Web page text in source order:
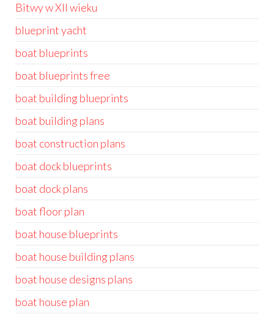
Bitwy w XII wieku
blueprint yacht
boat blueprints
boat blueprints free
boat building blueprints
boat building plans
boat construction plans
boat dock blueprints
boat dock plans
boat floor plan
boat house blueprints
boat house building plans
boat house designs plans
boat house plan